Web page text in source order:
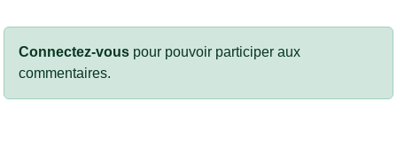
Connectez-vous pour pouvoir participer aux
commentaires.